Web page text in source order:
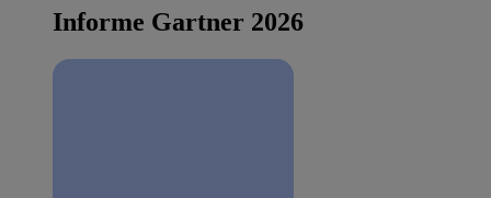
Informe Gartner 2026